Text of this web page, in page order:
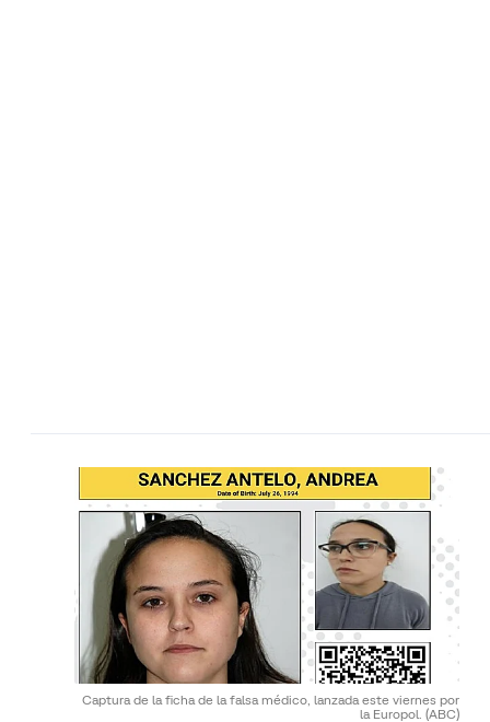
Captura de la ficha de la falsa médico, lanzada este viernes por
la Europol. (ABC)